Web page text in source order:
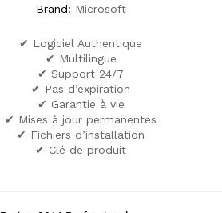
Brand: Microsoft
✔ Logiciel Authentique
✔ Multilingue
✔ Support 24/7
✔ Pas d’expiration
✔ Garantie à vie
✔ Mises à jour permanentes
✔ Fichiers d’installation
✔ Clé de produit